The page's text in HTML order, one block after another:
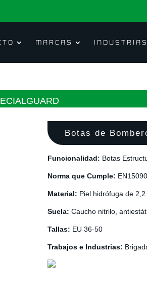
MARCAS INDUSTRIAS
Botas de
Funcionalidad: Botas
Norma que Cumple:
Material: Piel hidrófuga de
Suela:Caucho nitrilo,
Tallas: EU 36-50
Trabajos e Industrias: